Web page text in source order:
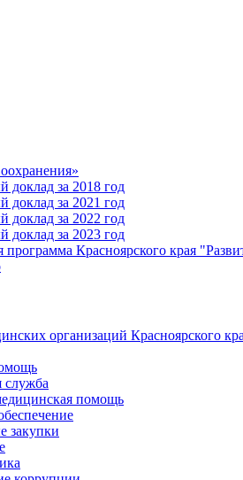
доклад за 2018 год
доклад за 2021 год
доклад за 2022 год
доклад за 2023 год
программа Красноярского края
организаций Красноярского
служба
помощь
закупки